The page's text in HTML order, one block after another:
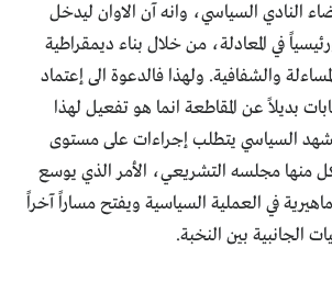
النادي السياسي، وانه آن الاوان ليدخل
في المعادلة، من خلال بناء ديمقراطية
والشفافية. ولهذا فالدعوة الى إعتماد
بديلاً عن المقاطعة انما هو تفعيل لهذا
السياسي يتطلب إجراءات على مستوى
وهي 18 ولكل منها مجلسه التشريعي، الأمر الذي يوسع
في العملية السياسية ويفتح مساراً آخراً
الجانبية بين النخبة.